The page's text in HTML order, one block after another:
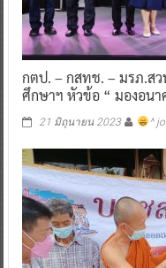
กตป. – กสทช. – มรภ.ส
ศึกษาฯ หัวข้อ “ มองอน
21 มิถุนายน 2023 ^